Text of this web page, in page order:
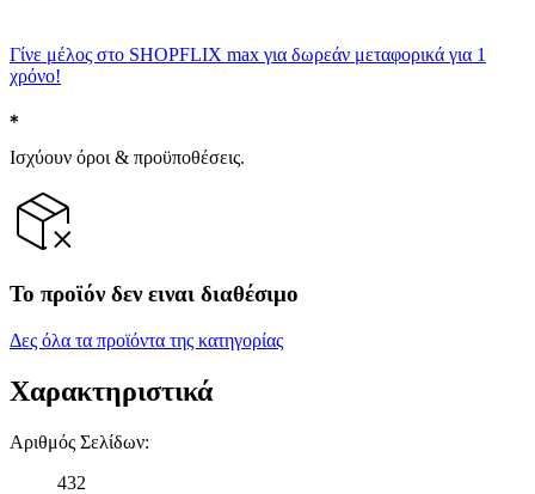
Γίνε μέλος στο SHOPFLIX max για δωρεάν μεταφορικά για 1
χρόνο!
Ισχύουν όροι & προϋποθέσεις.
Το προϊόν δεν ειναι διαθέσιμο
Δες όλα τα προϊόντα της κατηγορίας
Χαρακτηριστικά
Αριθμός Σελίδων:
432